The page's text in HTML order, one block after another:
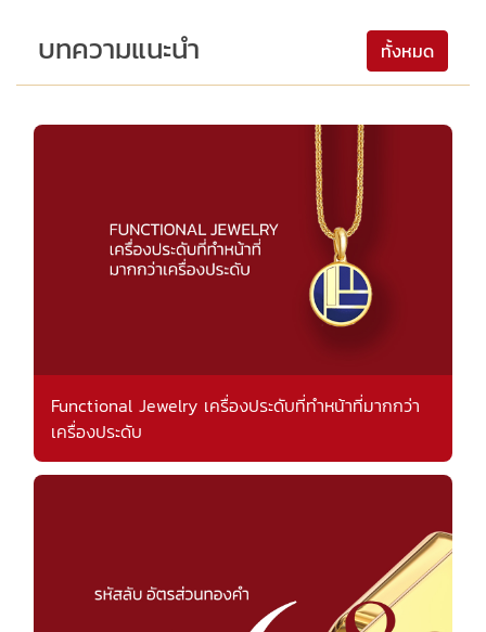
บทความแนะนำ ทั้งหมด
Functional Jewelry เครื่องประดับที่ทำหน้าที่มากกว่า
เครื่องประดับ